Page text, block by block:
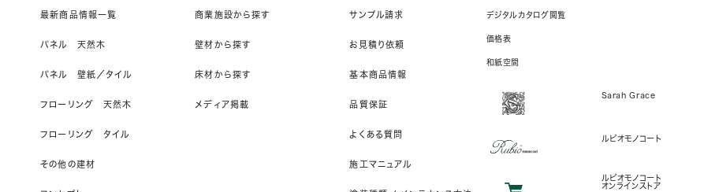
最新商品情報一覧
パネル 天然木
パネル 壁紙／タイル
フローリング 天然木
フローリング タイル
その他の建材
商業施設から探す
壁材から探す
床材から探す
メディア掲載
サンプル請求
お見積り依頼
基本商品情報
品質保証
よくある質問
施工マニュアル
デジタルカタログ閲覧
価格表
和紙空間
Sarah Grace
ルビオモノコート
ルビオモノコート
オンラインストア